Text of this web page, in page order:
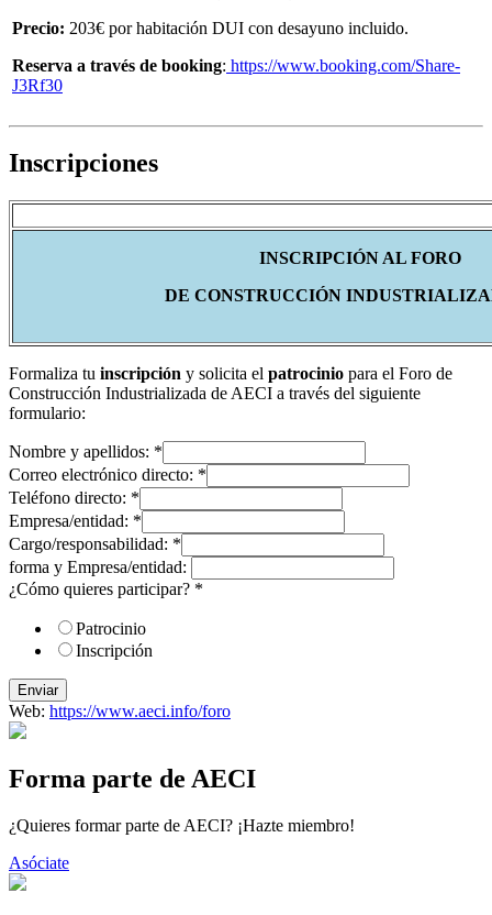
Precio: 203€ por habitación DUI con desayuno incluido.
Reserva a través de booking: https://www.booking.com/Share-
J3Rf30
Inscripciones
INSCRIPCIÓN AL FORO
DE CONSTRUCCIÓN
Formaliza tu inscripción y solicita el patrocinio para el Foro de
Construcción Industrializada de AECI a través del siguiente
formulario:
Nombre y apellidos: *
Correo electrónico directo: *
Teléfono directo: *
Empresa/entidad: *
Cargo/responsabilidad: *
forma y Empresa/entidad:
¿Cómo quieres participar? *
Patrocinio
Inscripción
Enviar
Web: https://www.aeci.info/foro
Forma parte de AECI
¿Quieres formar parte de AECI? ¡Hazte miembro!
Asóciate